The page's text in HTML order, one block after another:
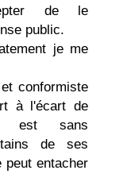
de le
public.
je me
conformiste
à l'écart de
est sans
de ses
peut entacher